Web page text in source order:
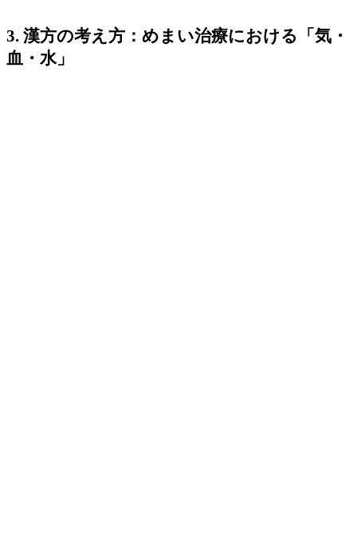
3. 漢方の考え方：めまい治療における「気・
血・水」